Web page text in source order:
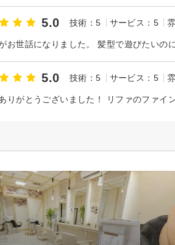
5.0 技術：5 サービス：5
5.0 技術：5 サービス：5